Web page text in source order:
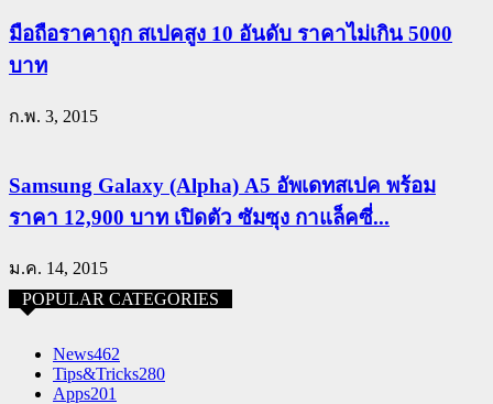
มือถือราคาถูก สเปคสูง 10 อันดับ ราคาไม่เกิน 5000
บาท
ก.พ. 3, 2015
Samsung Galaxy (Alpha) A5 อัพเดทสเปค พร้อม
ราคา 12,900 บาท เปิดตัว ซัมซุง กาแล็คซี่...
ม.ค. 14, 2015
POPULAR CATEGORIES
News462
Tips&Tricks280
Apps201